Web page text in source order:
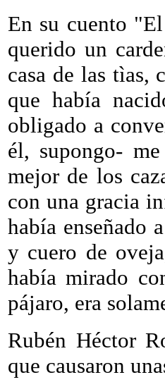
En su cuento
querido un
casa de las tìas,
que había
obligado a
él, supongo-
mejor de los
con una gracia
había enseñado
y cuero de
había mirado
pájaro, era
Rubén Héctor
que causaron